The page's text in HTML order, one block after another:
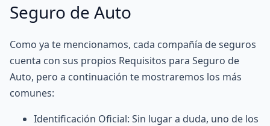
Seguro de Auto
Como ya te mencionamos, cada compañía de seguros
cuenta con sus propios Requisitos para Seguro de
Auto, pero a continuación te mostraremos los más
comunes:
Identificación Oficial: Sin lugar a duda, uno de los